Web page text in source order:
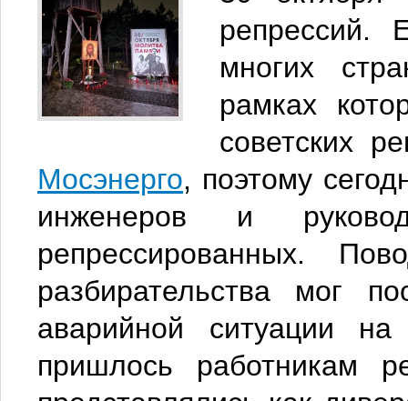
репрессий.
многих
рамках
советских
Мосэнерго, поэтому
инженеров и
репрессированных.
разбирательства мог
аварийной ситуации
пришлось работникам